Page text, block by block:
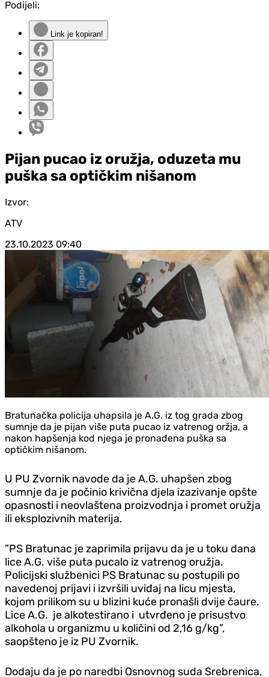
Podijeli:
Link je kopiran!
Pijan pucao iz oružja, oduzeta mu
puška sa optičkim nišanom
Izvor:
ATV
23.10.2023 09:40
Bratunačka policija uhapsila je A.G. iz tog grada zbog
sumnje da je pijan više puta pucao iz vatrenog oržja, a
nakon hapšenja kod njega je pronađena puška sa
optičkim nišanom.
U PU Zvornik navode da je A.G. uhapšen zbog
sumnje da je počinio krivična djela izazivanje opšte
opasnosti i neovlaštena proizvodnja i promet oružja
ili eksplozivnih materija.
”PS Bratunac je zaprimila prijavu da je u toku dana
lice A.G. više puta pucalo iz vatrenog oružja.
Policijski službenici PS Bratunac su postupili po
navedenoj prijavi i izvršili uviđaj na licu mjesta,
kojom prilikom su u blizini kuće pronašli dvije čaure.
Lice A.G. je alkotestirano i utvrđeno je prisustvo
alkohola u organizmu u količini od 2,16 g/kg”,
saopšteno je iz PU Zvornik.
Dodaju da je po naredbi Osnovnog suda Srebrenica,